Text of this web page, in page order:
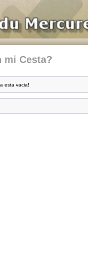
mi Cesta?
esta vacia!